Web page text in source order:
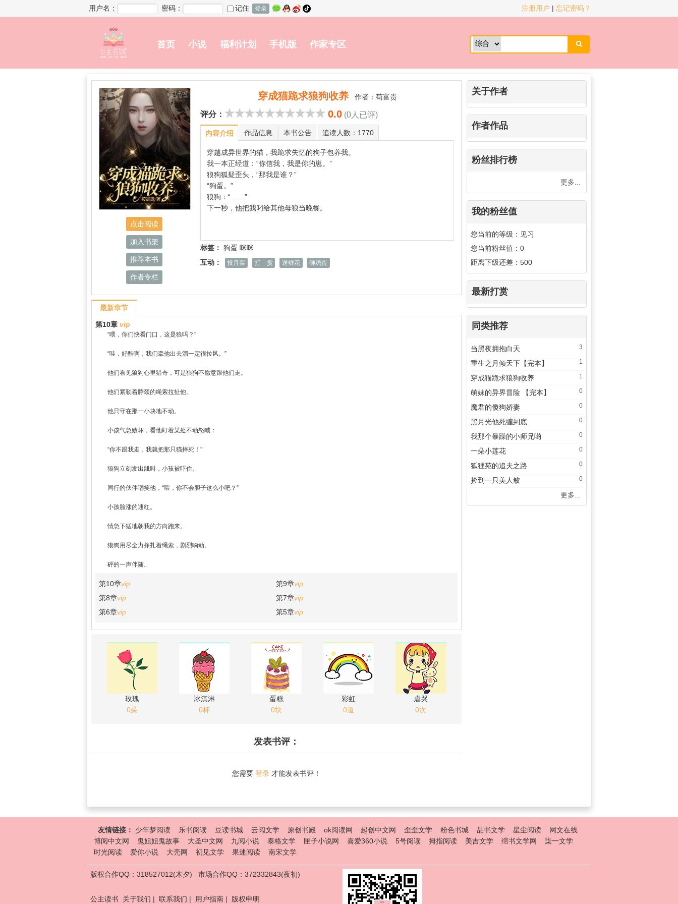
用户名： 密码： 记住 登录 注册用户 | 忘记密码？
首页 小说 福利计划 手机版 作家专区 
点击阅读
加入书架
推荐本书
作者专栏
穿成猫跪求狼狗收养 作者： 苟富贵
评分： 0.0 (0人已评)
内容介绍 作品信息 本书公告 追读人数：1770
穿越成异世界的猫，我跪求失忆的狗子包养我。
我一本正经道：“你信我，我是你的崽。”
狼狗狐疑歪头，“那我是谁？”
“狗蛋。”
狼狗：“……”
下一秒，他把我叼给其他母狼当晚餐。
标签： 狗蛋 咪咪
互动：
投月票 打 赏 送鲜花 砸鸡蛋
最新章节
第10章 vip
“喂，你们快看门口，这是狼吗？”
“哇，好酷啊，我们牵他出去溜一定很拉风。”
他们看见狼狗心里猎奇，可是狼狗不愿意跟他们走。
他们紧勒着脖颈的绳索拉扯他。
他只守在那一小块地不动。
小孩气急败坏，看他盯着某处不动怒喊：
“你不跟我走，我就把那只猫摔死！”
狼狗立刻发出龇叫，小孩被吓住。
同行的伙伴嘲笑他，“喂，你不会胆子这么小吧？”
小孩脸涨的通红。
情急下猛地朝我的方向跑来。
狼狗用尽全力挣扎着绳索，剧烈响动。
砰的一声伴随..
第10章vip 第9章vip
第8章vip 第7章vip
第6章vip 第5章vip
玫瑰
0朵
冰淇淋
0杯
蛋糕
0块
彩虹
0道
虐哭
0次
发表书评：
您需要登录 才能发表书评！
关于作者
作者作品
粉丝排行榜
更多...
我的粉丝值
您当前的等级：见习
您当前粉丝值：0
距离下级还差：500
最新打赏
同类推荐
3
当黑夜拥抱白天
1
重生之月倾天下【完本】
1
穿成猫跪求狼狗收养
0
萌妹的异界冒险 【完本】
0
魔君的傻狗娇妻
0
黑月光他死缠到底
0
我那个暴躁的小师兄哟
0
一朵小莲花
0
狐狸苑的追夫之路
0
捡到一只美人鲛
更多...
友情链接： 少年梦阅读 乐书阅读 豆读书城 云阅文学 原创书殿 ok阅读网 起创中文网 歪歪文学 粉色书城 品书文学 星尘阅读
网文在线
博阅中文网
鬼姐姐鬼故事 大圣中文网 九阅小说 泰格文学 匣子小说网 喜爱360小说 5号阅读 拇指阅读 美吉文学 绾书文学网
柒一文学
时光阅读
爱你小说 大壳网 初见文学 果迷阅读 南宋文学
版权合作QQ：318527012(木夕) 市场合作QQ：372332843(夜初)
公主读书 关于我们 | 联系我们 | 用户指南 | 版权申明